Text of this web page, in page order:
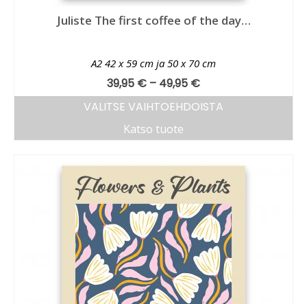
Juliste The first coffee of the day…
A2 42 x 59 cm ja 50 x 70 cm
39,95 € – 49,95 €
VALITSE VAIHTOEHDOISTA
Katso tuote